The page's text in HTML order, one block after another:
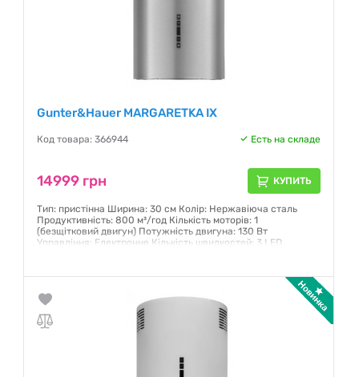
Gunter&Hauer MARGARETKA IX
Код товара: 366944 Есть на складе
14999 грн КУПИТЬ
Тип: пристінна Ширина: 30 см Колір: Нержавіюча сталь
Продуктивність: 800 м³/год Кількість моторів: 1
(безщітковий двигун) Потужність двигуна: 130 Вт
Управління: Електронне Кількість швидкостей: 3 LED
Гарантия:12 месяцев